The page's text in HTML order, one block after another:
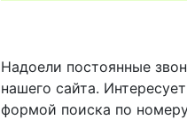
Надоели постоянные
нашего сайта.
формой поиска по